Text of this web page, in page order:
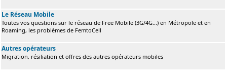
Le Réseau Mobile
Toutes vos questions sur le réseau de Free Mobile (3G/4G...) en Métropole et en
Roaming, les problèmes de FemtoCell
Autres opérateurs
Migration, résiliation et offres des autres opérateurs mobiles